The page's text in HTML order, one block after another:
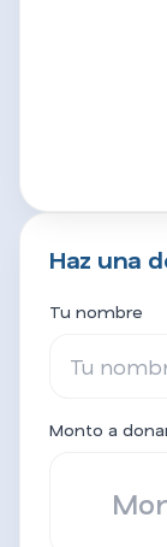
Haz una
Tu nombre
Monto a